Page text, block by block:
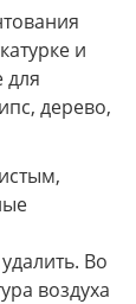
и
для
дерево,
Во
воздуха